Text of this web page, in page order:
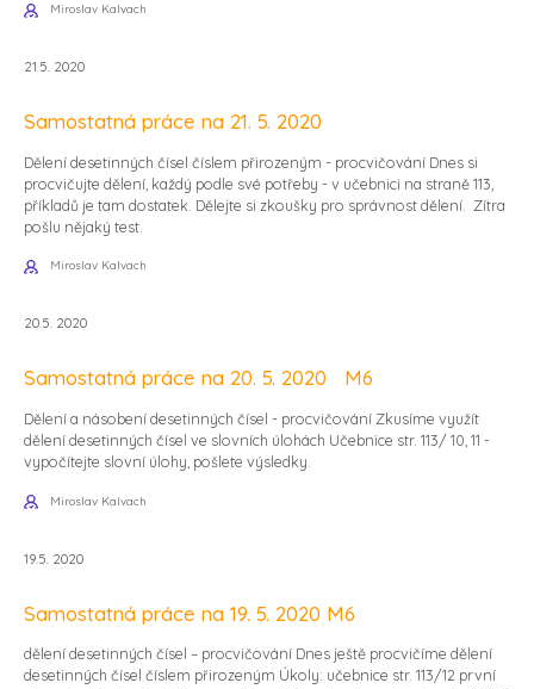
Miroslav Kalvach
21.5. 2020
Samostatná práce na 21. 5. 2020
Dělení desetinných čísel číslem přirozeným - procvičování Dnes si
procvičujte dělení, každý podle své potřeby - v učebnici na straně 113,
příkladů je tam dostatek. Dělejte si zkoušky pro správnost dělení. Zítra
pošlu nějaký test.
Miroslav Kalvach
20.5. 2020
Samostatná práce na 20. 5. 2020 M6
Dělení a násobení desetinných čísel - procvičování Zkusíme využít
dělení desetinných čísel ve slovních úlohách Učebnice str. 113/ 10, 11 -
vypočítejte slovní úlohy, pošlete výsledky.
Miroslav Kalvach
19.5. 2020
Samostatná práce na 19. 5. 2020 M6
dělení desetinných čísel – procvičování Dnes ještě procvičíme dělení
desetinných čísel číslem přirozeným Úkoly: učebnice str. 113/12 první